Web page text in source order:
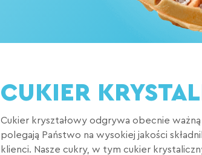
CUKIER
Cukier kryształowy odgrywa obecnie
polegają Państwo na wysokiej jakości
klienci. Nasze cukry, w tym cukier